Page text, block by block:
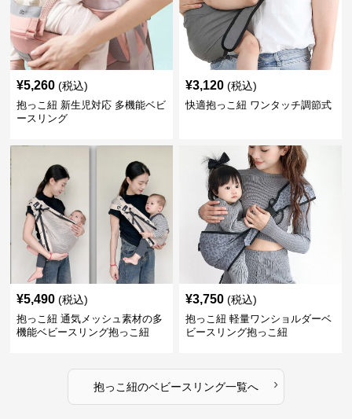
¥5,260 (税込)
抱っこ紐 新生児対応 多機能ベビ
ースリング
¥3,120 (税込)
快適抱っこ紐 ワンタッチ調節式
¥5,490 (税込)
抱っこ紐 通気メッシュ素材の多
機能ベビースリング抱っこ紐
¥3,750 (税込)
抱っこ紐 軽量ワンショルダーベ
ビースリング抱っこ紐
抱っこ紐のベビースリング一覧へ ›